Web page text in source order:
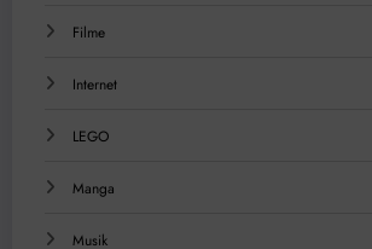
Filme
Internet
LEGO
Manga
Musik